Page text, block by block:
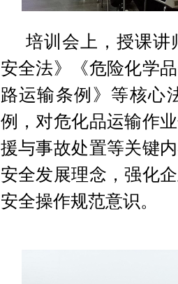
培训会上，授课讲
安全法》《危险化学
路运输条例》等核心
例，对危化品运输作
援与事故处置等关键
安全发展理念，强化
安全操作规范意识。